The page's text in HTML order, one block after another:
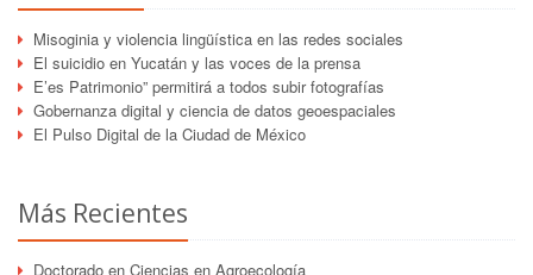
Misoginia y violencia lingüística en las redes sociales
El suicidio en Yucatán y las voces de la prensa
E’es Patrimonio” permitirá a todos subir fotografías
Gobernanza digital y ciencia de datos geoespaciales
El Pulso Digital de la Ciudad de México
Más Recientes
Doctorado en Ciencias en Agroecología